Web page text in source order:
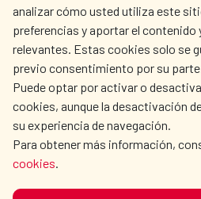
analizar cómo usted utiliza este
preferencias y aportar el contenido
relevantes. Estas cookies solo se
previo consentimiento por su
Puede optar por activar o
cookies, aunque la desactivación
su experiencia de navegación.
Para obtener más información,
cookies.
OUR SOCIAL MEDIA